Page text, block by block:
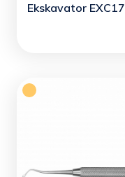
Ekskavator EXC17